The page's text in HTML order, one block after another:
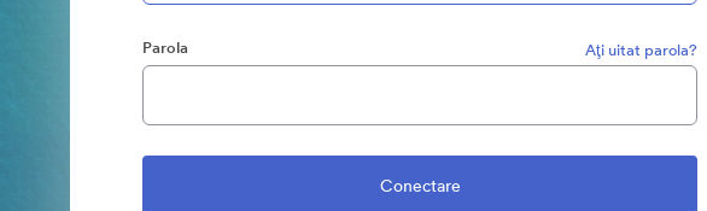
Parola Aţi uitat parola?